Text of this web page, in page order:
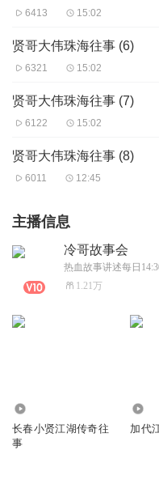
6413 15:02
贤哥大伟珠海往事 (6)
6321 15:02
贤哥大伟珠海往事 (7)
6122 15:02
贤哥大伟珠海往事 (8)
6011 12:45
主播信息
冷哥故事会
热血故事讲述每日
1.21万
长春小贤江湖传奇往
事
加代